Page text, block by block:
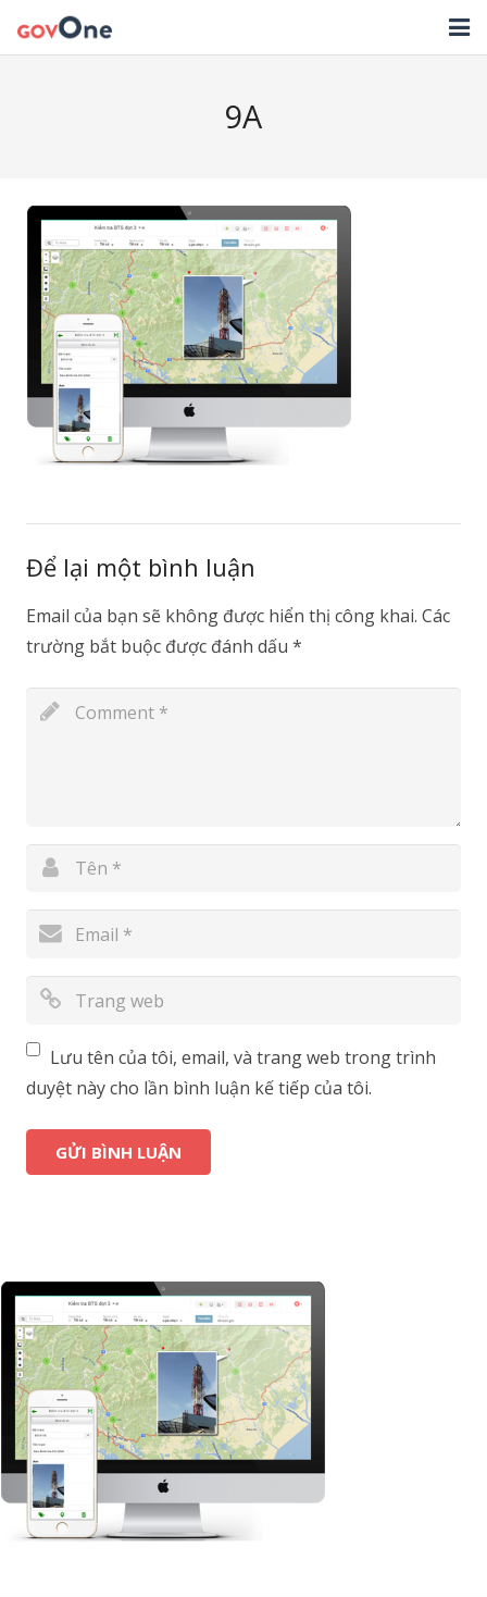
TẢI ỨNG DỤNG
LIÊN HỆ
NHẬT KÝ CẬP NHẬT PHẦN MỀM
9A
Để lại một bình luận
Email của bạn sẽ không được hiển thị công khai. Các
trường bắt buộc được đánh dấu *
Lưu tên của tôi, email, và trang web trong trình
duyệt này cho lần bình luận kế tiếp của tôi.